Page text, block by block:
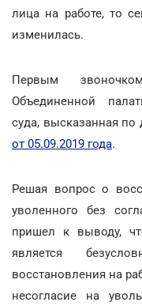
лица на работе, то
изменилась.
Первым
Объединенной
суда, высказанная
от 05.09.2019 года.
Решая вопрос о
уволенного без
пришел к выводу,
является
восстановления на
несогласие на